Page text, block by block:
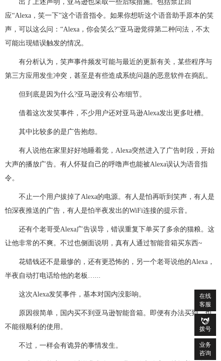
出了上述声明，亚马逊也采取一些后续措施。包括禁止回
应“Alexa，笑一下”这个语音指令。如果你想听这个语音助手原本的笑
声，可以这么问：“Alexa，你会笑么?”亚马逊觉得第二种问法，不太
可能出现错误触发的情况。
有分析认为，笑声事件频发可能与最近的更新有关，某些程序与
第三方应用发生冲突，甚至是有些造成系统问题的恶意软件在捣乱。
但到底是因为什么?亚马逊没有公布细节。
借着这次发笑事件，不少用户还对亚马逊Alexa发出更多吐槽。
其中比较多的是广告抱怨。
有人说他在家里好好地睡着觉，Alexa突然进入了广告时段，开始
大声的播放广告。有人怀疑自己的呼噜声也能被Alexa误认为语音指
令。
不止一个用户拔掉了Alexa的电源。有人是怕再听到笑声，有人是
怕深夜推送的广告，有人是怕半夜发出的WiFi连接的提示音。
还有个老哥受Alexa广告误导，错误重复下单买了多余的猫粮。这
让他非常的不爽。不过也侧面说明，真有人通过智能音箱买东西~
花错钱还不是最惨的，还有更恐怖的，另一个老哥说他的Alexa，
半夜自动打电话给他的老板…...
这次Alexa发笑事件，基本对国内没影响。
原因很简单，国内买不到亚马逊智能音箱。即便有办法买到，也
不能很顺利的使用。
不过，一样会有诡异的事情发生。
在线
客服

拨号
业务
咨询